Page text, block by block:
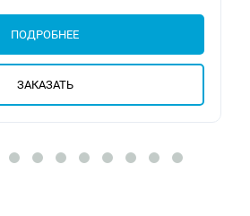
ПОДРОБНЕЕ
ЗАКАЗАТЬ